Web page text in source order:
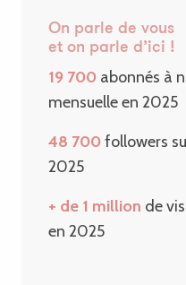
On parle de vous
et on parle d’ici !
19 700 abonnés à
mensuelle en 2025
48 700followers
2025
+ de 1 million de
en 2025